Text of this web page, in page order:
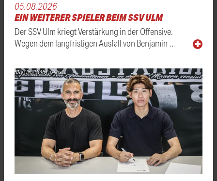
05.08.2026
EIN WEITERER SPIELER BEIM SSV ULM
Der SSV Ulm kriegt Verstärkung in der Offensive.
Wegen dem langfristigen Ausfall von Benjamin …
SSV Ulm 1846 Fussball